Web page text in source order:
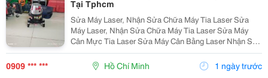
Tại Tphcm
Sửa Máy Laser, Nhận Sửa Chữa Máy Tia Laser Sửa
Máy Laser, Nhận Sửa Chữa Máy Tia Laser Sửa Máy
Cân Mực Tia Laser Sửa Máy Cân Bằng Laser Nhận Sửa
Máy Cân Mực Laser Sửa Máy Laser, Sửa Máy Cân Mực
Laser Sửa Máy Laser Bosch Sửa Máy Cân...
0909 *** *** Hồ Chí Minh 1 ngày trước